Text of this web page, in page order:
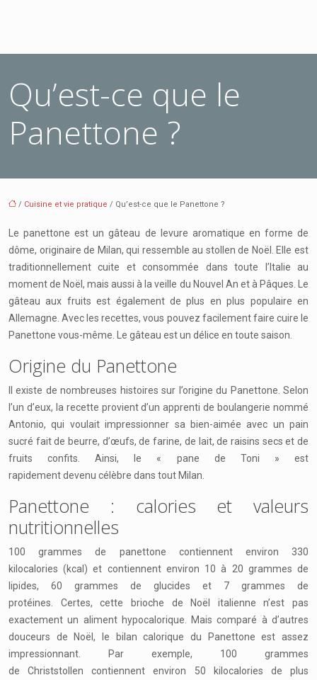
Qu’est-ce que le
Panettone ?
/ Cuisine et vie pratique / Qu’est-ce que le Panettone ?
Le panettone est un gâteau de levure aromatique en forme de
dôme, originaire de Milan, qui ressemble au stollen de Noël. Elle est
traditionnellement cuite et consommée dans toute l’Italie au
moment de Noël, mais aussi à la veille du Nouvel An et à Pâques. Le
gâteau aux fruits est également de plus en plus populaire en
Allemagne. Avec les recettes, vous pouvez facilement faire cuire le
Panettone vous-même. Le gâteau est un délice en toute saison.
Origine du Panettone
Il existe de nombreuses histoires sur l’origine du Panettone. Selon
l’un d’eux, la recette provient d’un apprenti de boulangerie nommé
Antonio, qui voulait impressionner sa bien-aimée avec un pain
sucré fait de beurre, d’œufs, de farine, de lait, de raisins secs et de
fruits confits. Ainsi, le « pane de Toni » est
rapidement devenu célèbre dans tout Milan.
Panettone : calories et valeurs
nutritionnelles
100 grammes de panettone contiennent environ 330
kilocalories (kcal) et contiennent environ 10 à 20 grammes de
lipides, 60 grammes de glucides et 7 grammes de
protéines. Certes, cette brioche de Noël italienne n’est pas
exactement un aliment hypocalorique. Mais comparé à d’autres
douceurs de Noël, le bilan calorique du Panettone est assez
impressionnant. Par exemple, 100 grammes
de Christstollen contiennent environ 50 kilocalories de plus